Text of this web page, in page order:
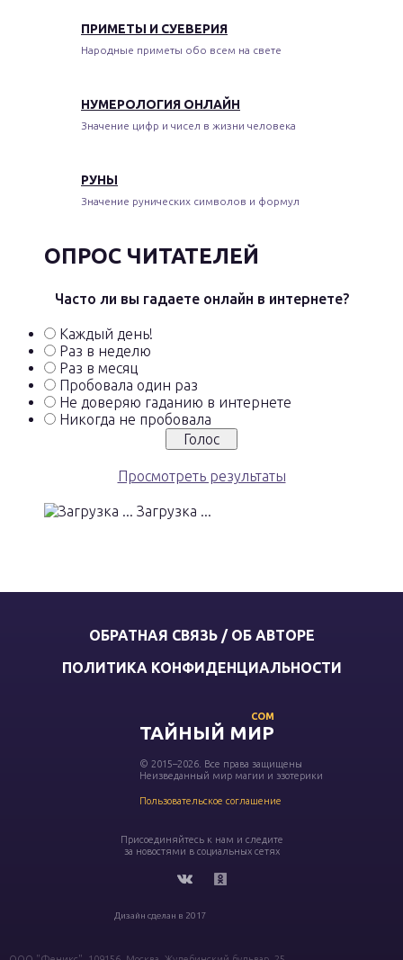
ПРИМЕТЫ И СУЕВЕРИЯ
Народные приметы обо всем на свете
НУМЕРОЛОГИЯ ОНЛАЙН
Значение цифр и чисел в жизни человека
РУНЫ
Значение рунических символов и формул
ОПРОС ЧИТАТЕЛЕЙ
Часто ли вы гадаете онлайн в интернете?
Каждый день!
Раз в неделю
Раз в месяц
Пробовала один раз
Не доверяю гаданию в интернете
Никогда не пробовала
Просмотреть результаты
Загрузка ...
ОБРАТНАЯ СВЯЗЬ / ОБ АВТОРЕ
ПОЛИТИКА КОНФИДЕНЦИАЛЬНОСТИ
ТАЙНЫЙ МИР
COM
© 2015–2026. Все права защищены
Неизведанный мир магии и эзотерики
Пользовательское соглашение
Присоединяйтесь к нам и следите
за новостями в социальных сетях
Дизайн сделан в 2017